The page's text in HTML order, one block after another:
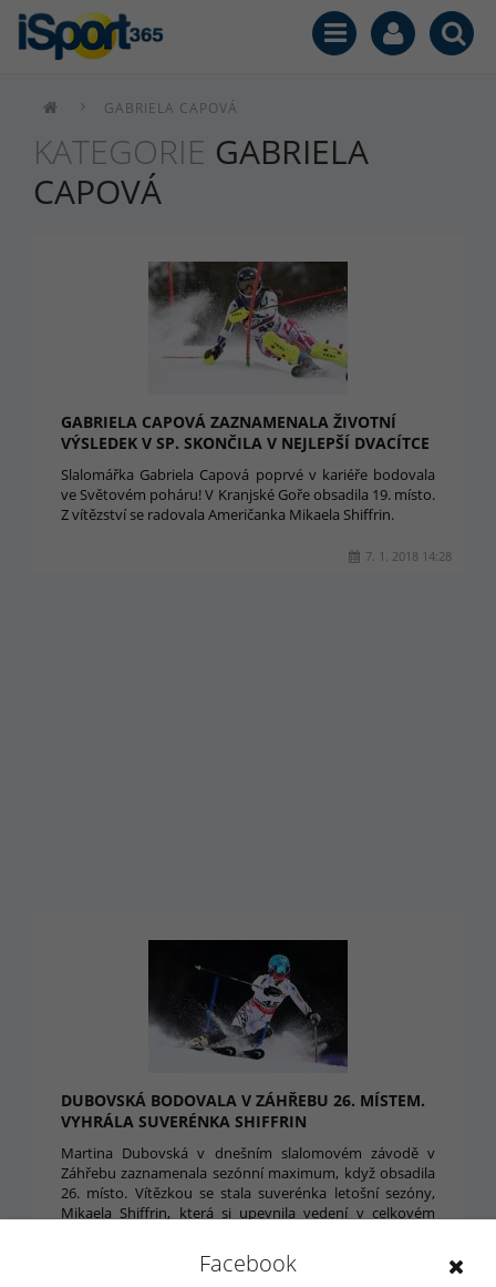
GABRIELA CAPOVÁ
KATEGORIE GABRIELA
CAPOVÁ
GABRIELA CAPOVÁ ZAZNAMENALA ŽIVOTNÍ
VÝSLEDEK V SP. SKONČILA V NEJLEPŠÍ DVACÍTCE
Slalomářka Gabriela Capová poprvé v kariéře bodovala
ve Světovém poháru! V Kranjské Goře obsadila 19. místo.
Z vítězství se radovala Američanka Mikaela Shiffrin.
7. 1. 2018 14:28
DUBOVSKÁ BODOVALA V ZÁHŘEBU 26. MÍSTEM.
VYHRÁLA SUVERÉNKA SHIFFRIN
Martina Dubovská v dnešním slalomovém závodě v
Záhřebu zaznamenala sezónní maximum, když obsadila
26. místo. Vítězkou se stala suverénka letošní sezóny,
Mikaela Shiffrin, která si upevnila vedení v celkovém
3. 1. 2018 17:33
Facebook